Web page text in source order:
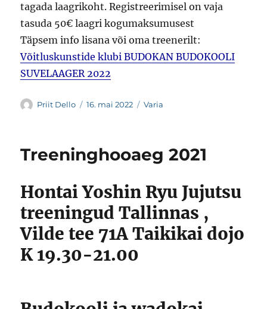
tagada laagrikoht. Registreerimisel on vaja
tasuda 50€ laagri kogumaksumusest
Täpsem info lisana või oma treenerilt:
Võitluskunstide klubi BUDOKAN BUDOKOOLI
SUVELAAGER 2022
Autor
Priit Dello Postitatud
16. mai 2022 Rubriigid
Varia
Treeninghooaeg 2021
Hontai Yoshin Ryu Jujutsu
treeningud Tallinnas ,
Vilde tee 71A Taikikai dojo
K 19.30-21.00